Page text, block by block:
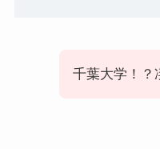
千葉大学！？